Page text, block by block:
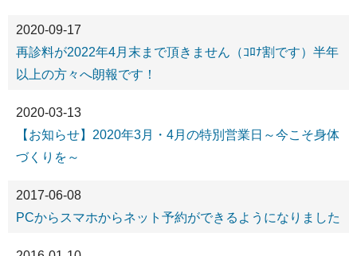
2020-09-17
再診料が2022年4月末まで頂きません（ｺﾛﾅ割です）半年
以上の方々へ朗報です！
2020-03-13
【お知らせ】2020年3月・4月の特別営業日～今こそ身体
づくりを～
2017-06-08
PCからスマホからネット予約ができるようになりました